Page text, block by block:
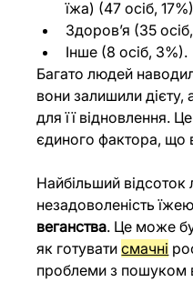
їжа) (47 осіб,
Здоров’я (35
Інше (8 осіб, 3%).
Багато людей
вони залишили дієту,
для її відновлення.
єдиного фактора, що
Найбільший
незадоволеність
веганства. Це може
як готувати смачні
проблеми з пошуком